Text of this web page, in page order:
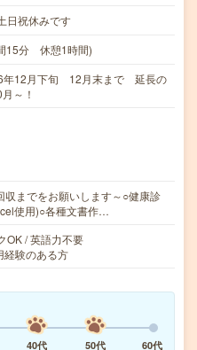
祝休みです
15分 休憩1時間)
年12月下旬 12月末まで 延長の
～！
収までをお願いします～○健康診
使用)○各種文書作…
OK / 英語力不要
経験のある方
40代 50代
60代